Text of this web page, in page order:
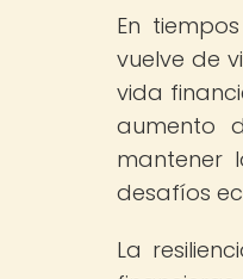
En
vuelve de
vida
aumento
mantener
desafíos
La